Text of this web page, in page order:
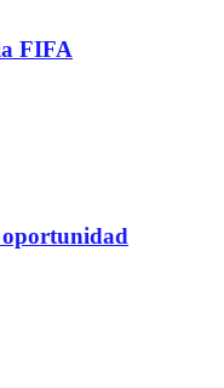
FIFA
oportunidad